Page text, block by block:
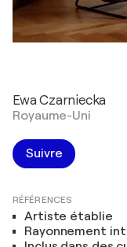
Ewa Czarniecka
Royaume-Uni
Suivre
RÉFÉRENCES
Artiste établie
Rayonnement